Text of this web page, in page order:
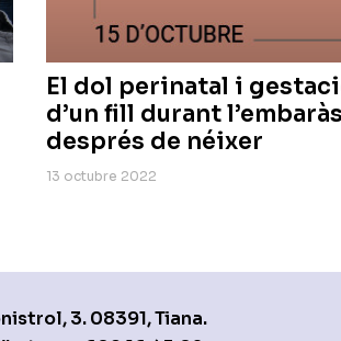
El dol perinatal i
d’un fill durant
després de néixer
13 octubre 2022
3. 08391, Tiana.